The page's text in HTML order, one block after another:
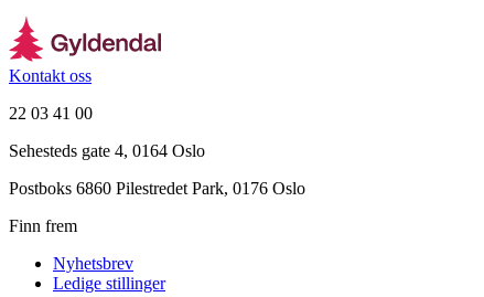
Kontakt oss
22 03 41 00
Sehesteds gate 4, 0164 Oslo
Postboks 6860 Pilestredet Park, 0176 Oslo
Finn frem
Nyhetsbrev
Ledige stillinger